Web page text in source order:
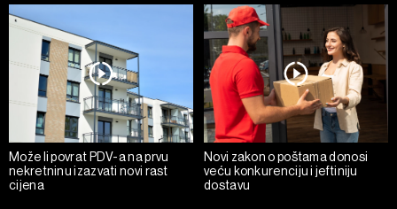
Može li povrat PDV-a na prvu
nekretninu izazvati novi rast
cijena
Novi zakon o poštama donosi
veću konkurenciju i jeftiniju
dostavu